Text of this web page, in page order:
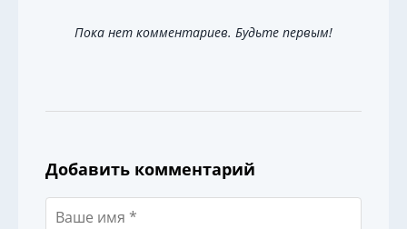
Пока нет комментариев. Будьте первым!
Добавить комментарий